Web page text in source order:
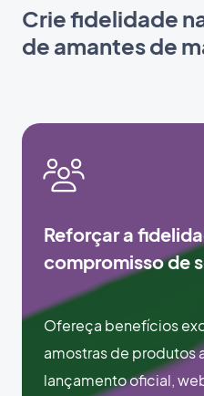
Crie fidelidade
de amantes de
Reforçar a
compromisso de
Ofereça benefícios
amostras de produtos
lançamento oficial,